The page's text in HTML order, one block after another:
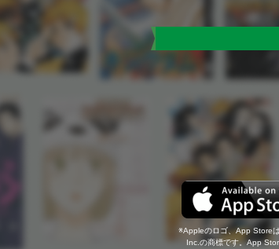
Appleのロゴ、App Store
Inc.の商標です。App